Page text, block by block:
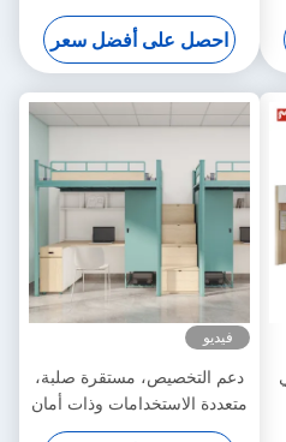
سرير مستوى للروضة
احصل على أفضل سعر
فيديو
دعم التخصيص، مستقرة صلبة،
متعددة الاستخدامات وذات أمان
عال سرير شقة الطالب تحت